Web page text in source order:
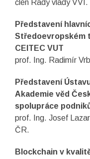
člen Rady vlády VVI.
Představení
Středoevropském
CEITEC VUT
prof. Ing. Radimír
Představení
Akademie věd
spolupráce
prof. Ing. Josef
ČR.
Blockchain v